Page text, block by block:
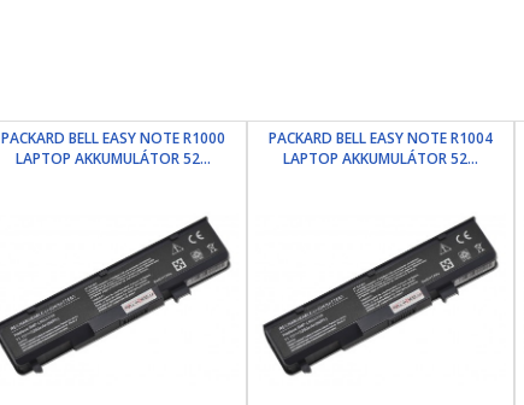
PACKARD BELL EASY NOTE R1000
LAPTOP AKKUMULÁTOR 52...
PACKARD BELL EASY NOTE R1004
LAPTOP AKKUMULÁTOR 52...